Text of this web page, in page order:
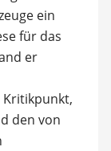
ein
für das
er
Kritikpunkt,
den von